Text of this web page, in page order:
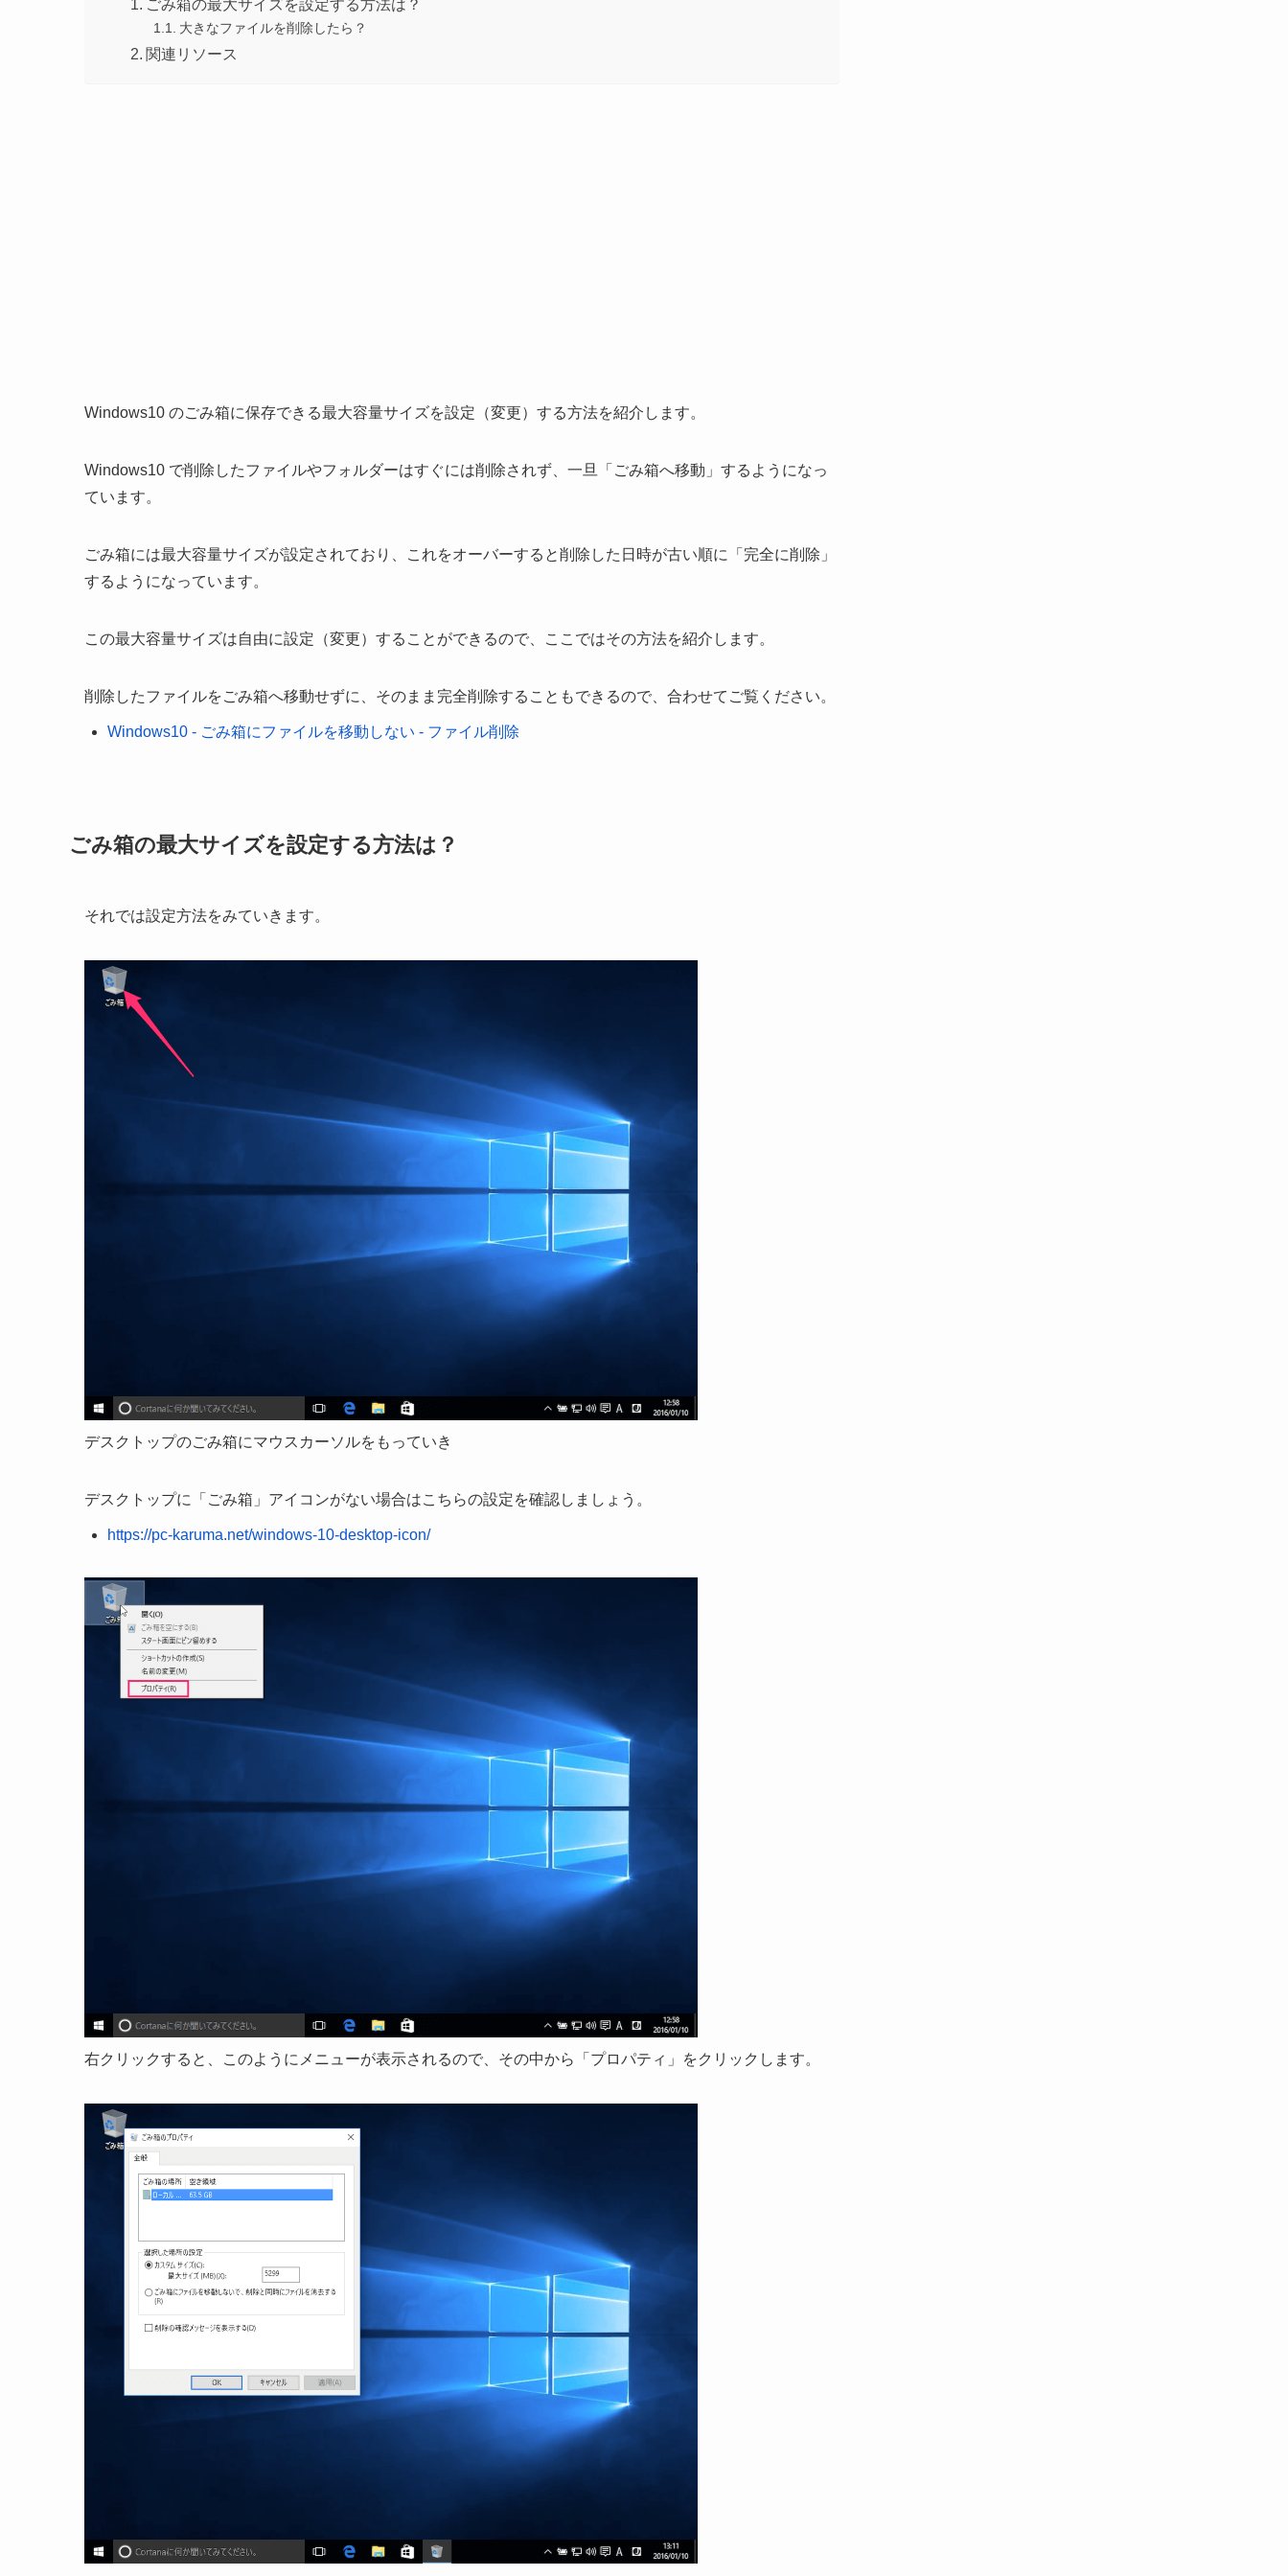
ごみ箱の最大サイズを設定する方法は？
大きなファイルを削除したら？
関連リソース
Windows10 のごみ箱に保存できる最大容量サイズを設定（変更）する方法を紹介します。
Windows10 で削除したファイルやフォルダーはすぐには削除されず、一旦「ごみ箱へ移動」するようになっ
ています。
ごみ箱には最大容量サイズが設定されており、これをオーバーすると削除した日時が古い順に「完全に削除」
するようになっています。
この最大容量サイズは自由に設定（変更）することができるので、ここではその方法を紹介します。
削除したファイルをごみ箱へ移動せずに、そのまま完全削除することもできるので、合わせてご覧ください。
Windows10 - ごみ箱にファイルを移動しない - ファイル削除
ごみ箱の最大サイズを設定する方法は？
それでは設定方法をみていきます。
デスクトップのごみ箱にマウスカーソルをもっていき
デスクトップに「ごみ箱」アイコンがない場合はこちらの設定を確認しましょう。
https://pc-karuma.net/windows-10-desktop-icon/
右クリックすると、このようにメニューが表示されるので、その中から「プロパティ」をクリックします。